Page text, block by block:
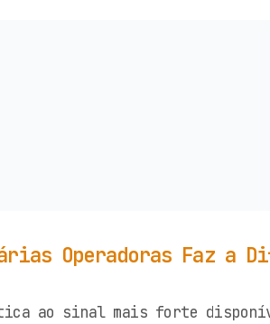
Operadoras Faz a
ao sinal mais forte